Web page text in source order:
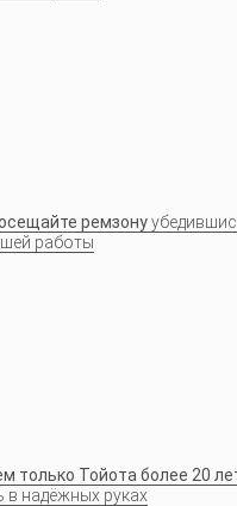
ремзону
работы
только Тойота более 20
в надёжных руках